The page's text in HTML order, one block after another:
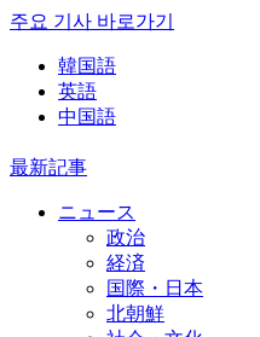
주요 기사 바로가기
韓国語
英語
中国語
最新記事
ニュース
政治
経済
国際・日本
北朝鮮